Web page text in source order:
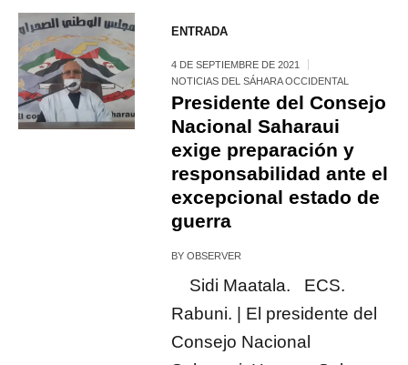
ENTRADA
4 DE SEPTIEMBRE DE 2021
NOTICIAS DEL SÁHARA OCCIDENTAL
Presidente del Consejo
Nacional Saharaui
exige preparación y
responsabilidad ante el
excepcional estado de
guerra
BYOBSERVER
Sidi Maatala. ECS.
Rabuni. | El presidente del
Consejo Nacional